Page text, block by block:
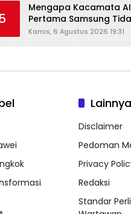
Mengapa Kacamata AI
Pertama Samsung
Dibekali Layar?
Kamis, 6 Agustus 2026 19:31
Lainnya
Disclaimer
Pedoman
Privacy
Redaksi
Standar